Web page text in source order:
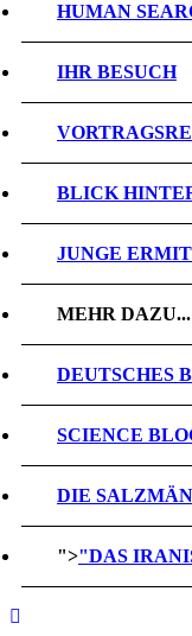
HUMAN
IHR BESUCH
BLICK
JUNGE
MEHR DAZU...
DEUTSCHES
SCIENCE
DIE
">"DAS